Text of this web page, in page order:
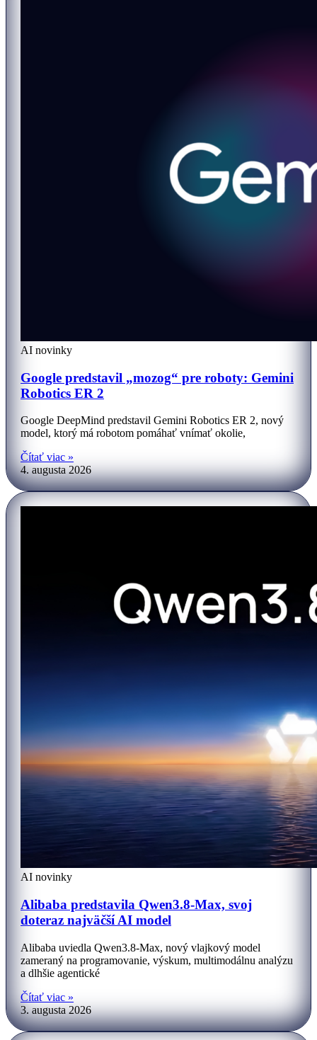
AI novinky
Google predstavil „mozog“ pre roboty: Gemini
Robotics ER 2
Google DeepMind predstavil Gemini Robotics ER 2, nový
model, ktorý má robotom pomáhať vnímať okolie,
Čítať viac »
4. augusta 2026
AI novinky
Alibaba predstavila Qwen3.8-Max, svoj
doteraz najväčší AI model
Alibaba uviedla Qwen3.8-Max, nový vlajkový model
zameraný na programovanie, výskum, multimodálnu analýzu
a dlhšie agentické
Čítať viac »
3. augusta 2026